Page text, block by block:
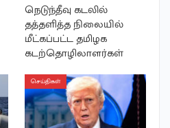
நெடுந்தீவு கடலில்
தத்தளித்த நிலையில்
மீட்கப்பட்ட தமிழக
கடற்தொழிலாளர்கள்
செய்திகள்